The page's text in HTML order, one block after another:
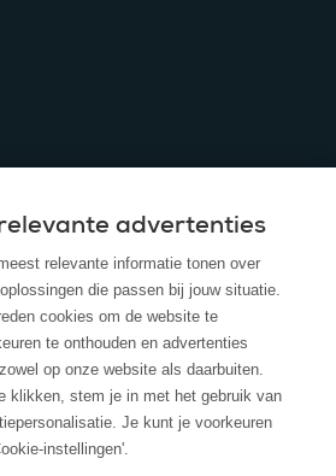
advertenties
relevante informatie tonen over
die passen bij jouw situatie.
cookies om de website te
te onthouden en advertenties
op onze website als daarbuiten.
klikken, stem je in met het gebruik van
Je kunt je voorkeuren
instellingen'.